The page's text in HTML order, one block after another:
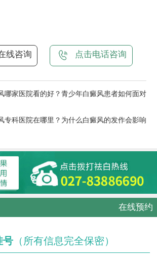
线咨询 点击电话咨询
哪家医院看的好？青少年白癜风患者如何面对
专科医院在哪里？为什么白癜风的发作会影响
在线预约
号 （所有信息完全保密）